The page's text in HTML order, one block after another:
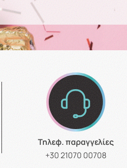
Τηλεφ. παραγγελίες
+30 21070 00708